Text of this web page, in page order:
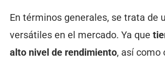
En términos generales, se trata
versátiles en el mercado. Ya que
alto nivel de rendimiento, así como